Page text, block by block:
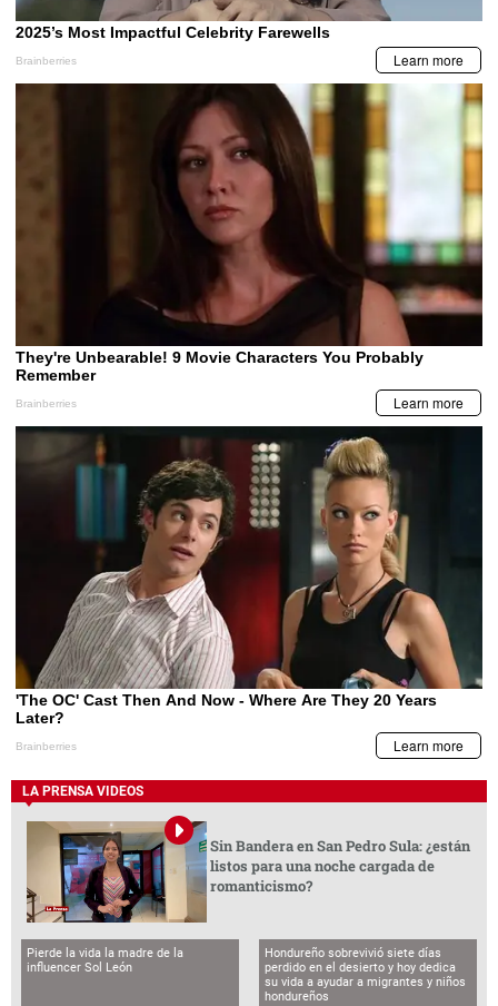
LA PRENSA VIDEOS
Sin Bandera en San Pedro Sula: ¿están
listos para una noche cargada de
romanticismo?
Pierde la vida la madre de la
influencer Sol León
Hondureño sobrevivió siete días
perdido en el desierto y hoy dedica
su vida a ayudar a migrantes y niños
hondureños